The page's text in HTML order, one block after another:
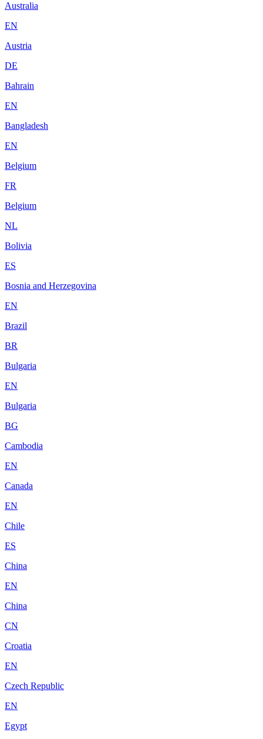
Australia
EN
Austria
DE
Bahrain
EN
Bangladesh
EN
Belgium
FR
Belgium
NL
Bolivia
ES
Bosnia and Herzegovina
EN
Brazil
BR
Bulgaria
EN
Bulgaria
BG
Cambodia
EN
Canada
EN
Chile
ES
China
EN
China
CN
Croatia
EN
Czech Republic
EN
Egypt